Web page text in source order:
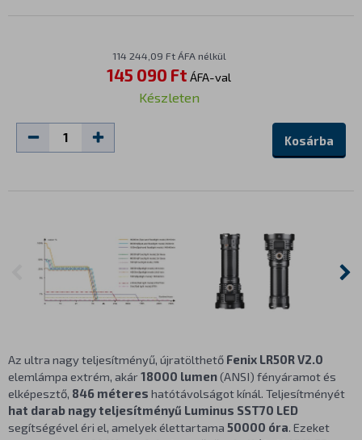
114 244,09 Ft ÁFA nélkül
145 090 Ft ÁFA-val
Készleten
Kosárba
Az ultra nagy teljesítményű, újratölthető Fenix LR50R V2.0
elemlámpa extrém, akár18000 lumen(ANSI) fényáramot és
elképesztő, 846 méteres hatótávolságot kínál. Teljesítményét
hat darab nagy teljesítményű Luminus SST70 LED
segítségével éri el, amelyek élettartama 50000 óra. Ezeket